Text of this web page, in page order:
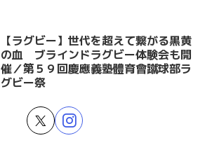
【ラグビー】世代を超えて繋がる黒黄
の血 ブラインドラグビー体験会も開
催／第５９回慶應義塾體育會蹴球部ラ
グビー祭